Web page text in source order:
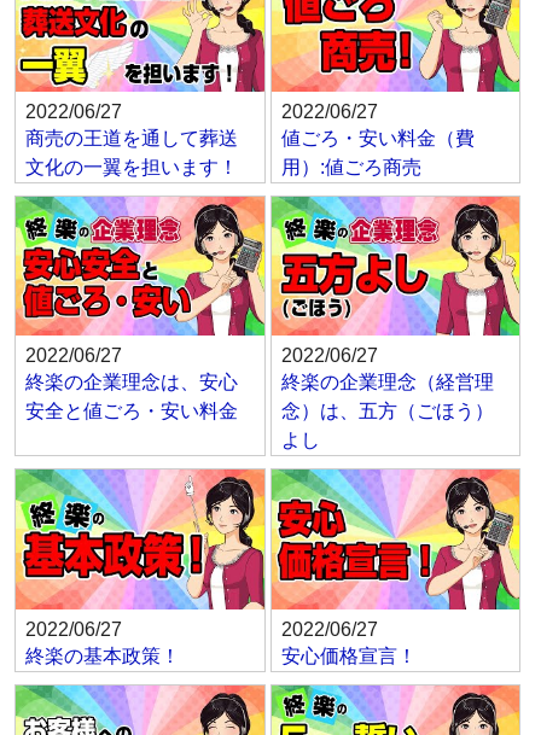
2022/06/27
商売の王道を通して葬送
文化の一翼を担います！
2022/06/27
値ごろ・安い料金（費
用）:値ごろ商売
2022/06/27
終楽の企業理念は、安心
安全と値ごろ・安い料金
2022/06/27
終楽の企業理念（経営理
念）は、五方（ごほう）
よし
2022/06/27
終楽の基本政策！
2022/06/27
安心価格宣言！